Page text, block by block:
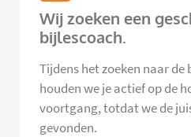
Wij zoeken een
bijlescoach.
Tijdens het zoeken naar
houden we je actief op de
voortgang, totdat we de
gevonden.